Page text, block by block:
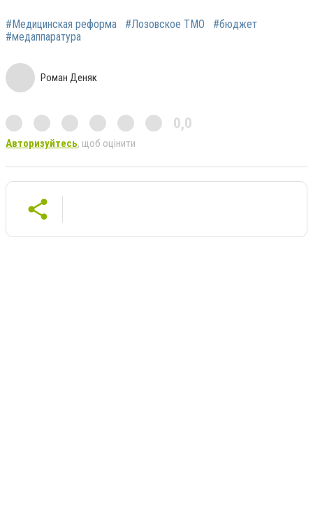
#Медицинская реформа #Лозовское ТМО
#бюджет
#медаппаратура
Роман Деняк
0,0
Авторизуйтесь, щоб оцінити